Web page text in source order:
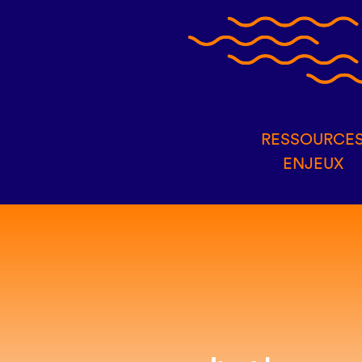
ENJEUX